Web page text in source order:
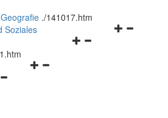
und
schließen
./141017.htm
Navigationsmenü
Soziales
Navigationsmenü